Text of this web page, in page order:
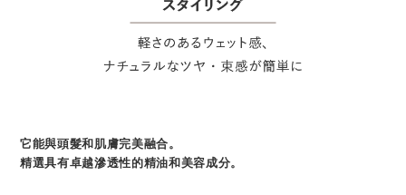
它能與頭髮和肌膚完美融合。
精選具有卓越滲透性的精油和美容成分。